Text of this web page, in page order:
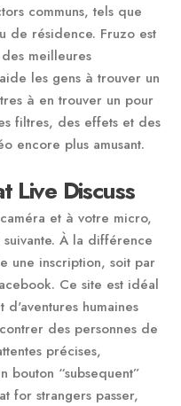
communs, tels que
de résidence. Fruzo est
meilleures
les gens à trouver un
à en trouver un pour
filtres, des effets et des
encore plus amusant.
Live Discuss
et à votre micro,
À la différence
une inscription, soit par
Ce site est idéal
d'aventures humaines
des personnes de
précises,
bouton “subsequent”
for strangers passer,